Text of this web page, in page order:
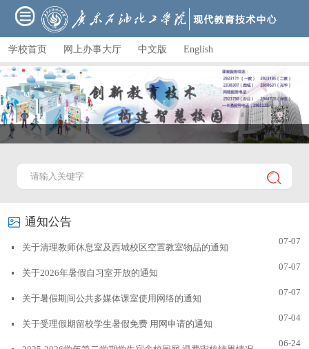
学校首页 网上办事大厅 中文版 English
通知公告
关于清理教师休息室及西城校区空置教室物品的通知
07-07
关于2026年暑假自习室开放的通知
07-07
关于暑假期间公共多媒体课室使用网络的通知
07-07
关于受理假期留校学生暑假免费 用网申请的通知
07-04
06-24